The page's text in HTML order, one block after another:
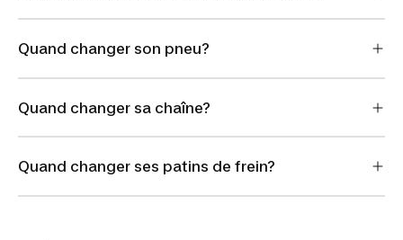
Quand changer son pneu?
Quand changer sa chaîne?
Quand changer ses patins de frein?